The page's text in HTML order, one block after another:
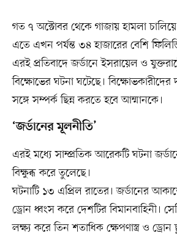
গত ৭ অক্টোবর থেকে গাজায় হামলা চালিয়ে
এতে এখন পর্যন্ত ৩৪ হাজারের বেশি
এরই প্রতিবাদে জর্ডানে ইসরায়েল ও
বিক্ষোভের ঘটনা ঘটেছে।
সঙ্গে সম্পর্ক ছিন্ন করতে হবে আম্মানকে।
‘জর্ডানের মূলনীতি’
এরই মধ্যে সাম্প্রতিক আরেকটি ঘটনা
বিক্ষুব্ধ করে তুলেছে।
ঘটনাটি ১৩ এপ্রিল রাতের। জর্ডানের
ড্রোন ধ্বংস করে দেশটির বিমানবাহিনী।
লক্ষ্য করে তিন শতাধিক ক্ষেপণাস্ত্র ও